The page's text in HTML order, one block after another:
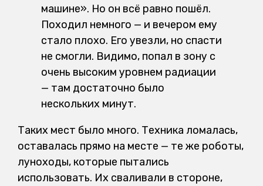
машине». Но он всё равно пошёл.
Походил немного — и вечером ему
стало плохо. Его увезли, но спасти
не смогли. Видимо, попал в зону с
очень высоким уровнем радиации
— там достаточно было
нескольких минут.
Таких мест было много. Техника ломалась,
оставалась прямо на месте — те же роботы,
луноходы, которые пытались
использовать. Их сваливали в стороне,